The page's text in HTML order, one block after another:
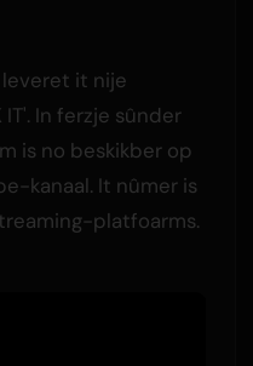
leveret it nije
IT'. In ferzje sûnder
is no beskikber op
kanaal. It nûmer is
platfoarms.